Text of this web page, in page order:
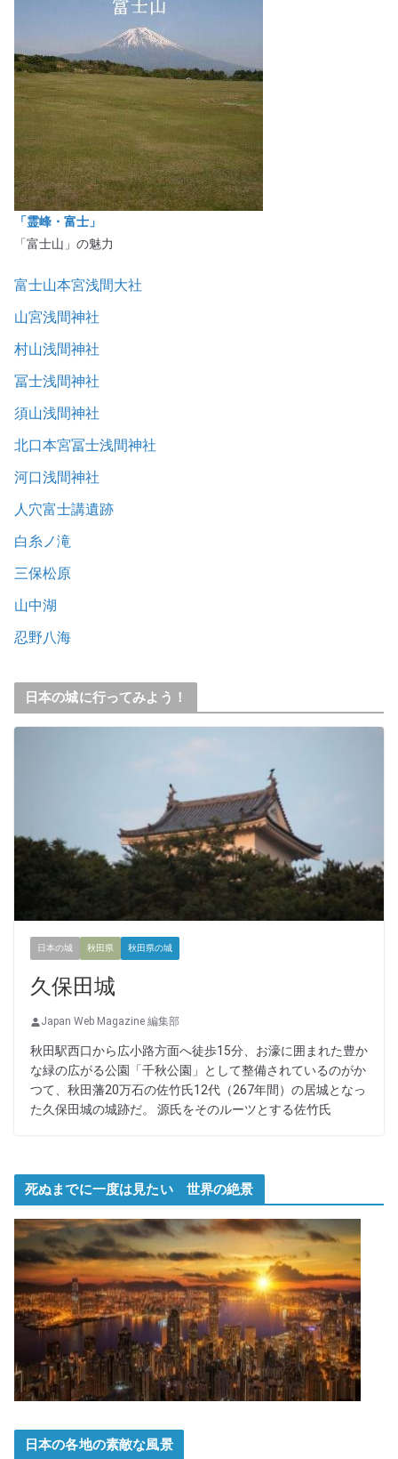
「霊峰・富士」
「富士山」の魅力
富士山本宮浅間大社
山宮浅間神社
村山浅間神社
冨士浅間神社
須山浅間神社
北口本宮冨士浅間神社
河口浅間神社
人穴富士講遺跡
白糸ノ滝
三保松原
山中湖
忍野八海
日本の城に行ってみよう！
日本の城 秋田県 秋田県の城
久保田城
Japan Web Magazine 編集部
秋田駅西口から広小路方面へ徒歩15分、お濠に囲まれた豊か
な緑の広がる公園「千秋公園」として整備されているのがか
つて、秋田藩20万石の佐竹氏12代（267年間）の居城となっ
た久保田城の城跡だ。 源氏をそのルーツとする佐竹氏
死ぬまでに一度は見たい 世界の絶景
日本の各地の素敵な風景